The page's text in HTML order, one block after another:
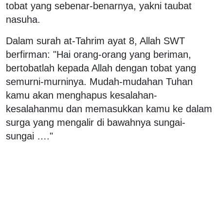
tobat yang sebenar-benarnya, yakni taubat
nasuha.
Dalam surah at-Tahrim ayat 8, Allah SWT
berfirman: "Hai orang-orang yang beriman,
bertobatlah kepada Allah dengan tobat yang
semurni-murninya. Mudah-mudahan Tuhan
kamu akan menghapus kesalahan-
kesalahanmu dan memasukkan kamu ke dalam
surga yang mengalir di bawahnya sungai-
sungai …."